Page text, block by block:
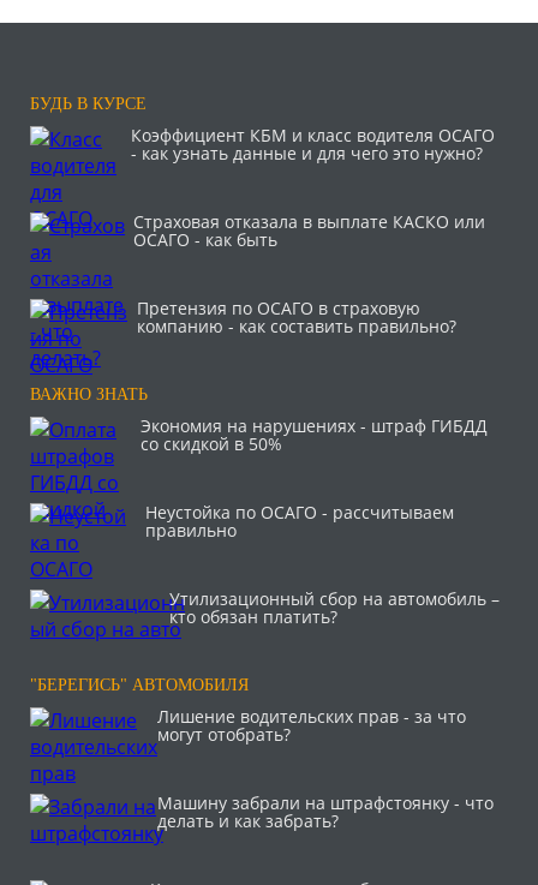
БУДЬ В КУРСЕ
Коэффициент КБМ и класс водителя ОСАГО
- как узнать данные и для чего это нужно?
Страховая отказала в выплате КАСКО или
ОСАГО - как быть
Претензия по ОСАГО в страховую
компанию - как составить правильно?
ВАЖНО ЗНАТЬ
Экономия на нарушениях - штраф ГИБДД
со скидкой в 50%
Неустойка по ОСАГО - рассчитываем
правильно
Утилизационный сбор на автомобиль –
кто обязан платить?
"БЕРЕГИСЬ" АВТОМОБИЛЯ
Лишение водительских прав - за что
могут отобрать?
Машину забрали на штрафстоянку - что
делать и как забрать?